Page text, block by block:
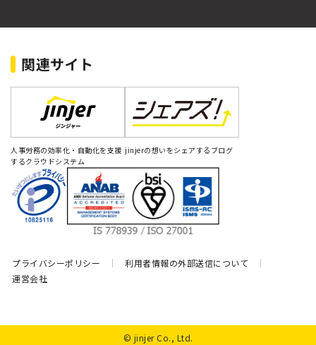
関連サイト
人事労務の効率化・自動化を支援
するクラウドシステム
jinjerの想いをシェアするブログ
プライバシーポリシー
利用者情報の外部送信について
運営会社
© jinjer Co., Ltd.